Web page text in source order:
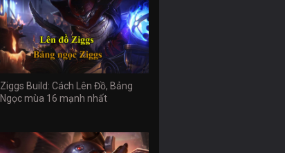
Ziggs Build: Cách Lên Đồ, Bảng
Ngọc mùa 16 mạnh nhất